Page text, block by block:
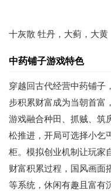
十灰散 牡丹，大蓟，大黄
中药铺子游戏特色
穿越回古代经营中药铺子
步积累财富成为当朝首富
游戏融合种田、抓贼、筑
松推进，开局可选择小乞
柜。模拟创业机制让玩家
财富积累过程，国风画面
等系统，休闲有趣且富有